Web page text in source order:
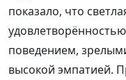
показало, что
поведением,
высокой эмпатией.